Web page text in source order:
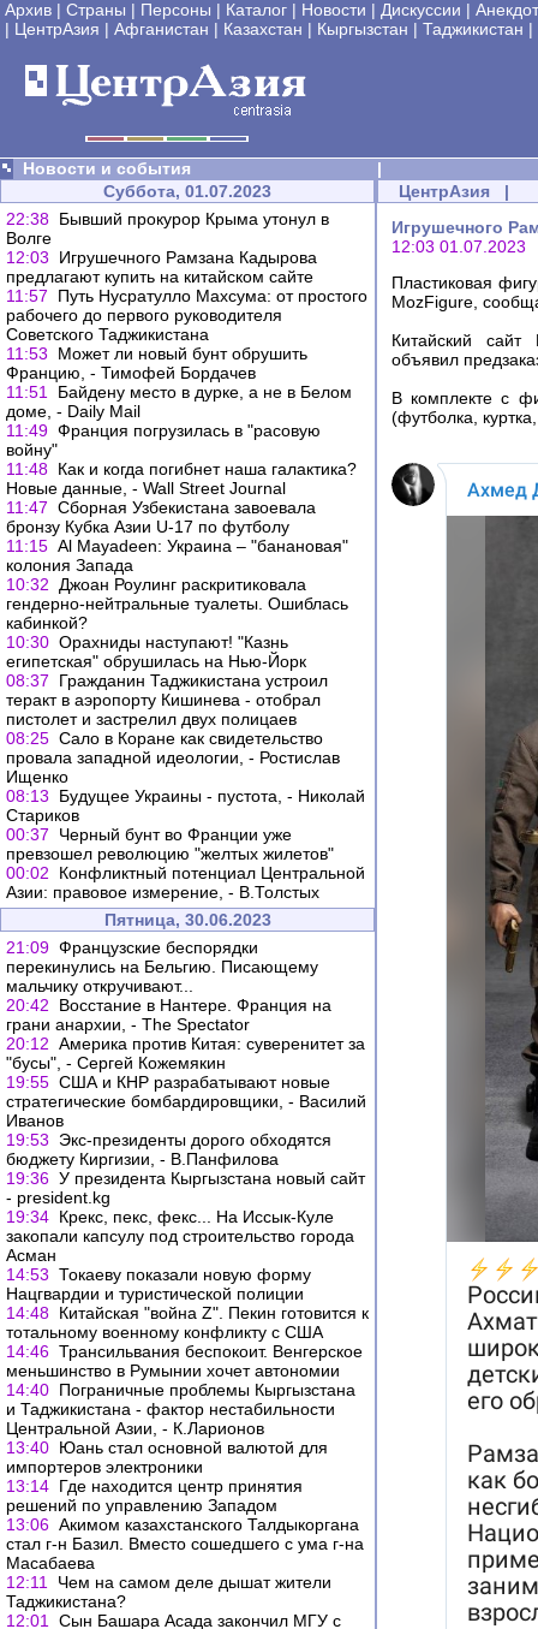
Архив | Страны | Персоны | Каталог | Новости | Дискуссии |
| ЦентрАзия | Афганистан | Казахстан | Кыргызстан | Таджикистан |
Новости и события
|
Суббота, 01.07.2023
22:38 Бывший прокурор Крыма утонул в
Волге
12:03
Игрушечного Рамзана Кадырова
предлагают купить на китайском сайте
11:57
Путь Нусратулло Махсума: от простого
рабочего до первого руководителя
Советского Таджикистана
11:53
Может ли новый бунт обрушить
Францию, - Тимофей Бордачев
11:51
Байдену место в дурке, а не в Белом
доме, - Daily Mail
11:49 Франция погрузилась в "расовую
войну"
11:48 Как и когда погибнет наша галактика?
Новые данные, - Wall Street Journal
11:47 Сборная Узбекистана завоевала
бронзу Кубка Азии U-17 по футболу
11:15 Al Mayadeen: Украина – "банановая"
колония Запада
10:32
Джоан Роулинг раскритиковала
гендерно-нейтральные туалеты. Ошиблась
кабинкой?
10:30 Орахниды наступают! "Казнь
египетская" обрушилась на Нью-Йорк
08:37
Гражданин Таджикистана устроил
теракт в аэропорту Кишинева - отобрал
пистолет и застрелил двух полицаев
08:25 Сало в Коране как свидетельство
провала западной идеологии, - Ростислав
Ищенко
08:13
Будущее Украины - пустота, - Николай
Стариков
00:37
Черный бунт во Франции уже
превзошел революцию "желтых жилетов"
00:02
Конфликтный потенциал Центральной
Азии: правовое измерение, - В.Толстых
Пятница, 30.06.2023
21:09 Французские беспорядки
перекинулись на Бельгию. Писающему
мальчику откручивают...
20:42
Восстание в Нантере. Франция на
грани анархии, - The Spectator
20:12 Америка против Китая: суверенитет за
"бусы", - Сергей Кожемякин
19:55 США и КНР разрабатывают новые
стратегические бомбардировщики, - Василий
Иванов
19:53
Экс-президенты дорого обходятся
бюджету Киргизии, - В.Панфилова
19:36 У президента Кыргызстана новый сайт
- president.kg
19:34 Крекс, пекс, фекс... На Иссык-Куле
закопали капсулу под строительство города
Асман
14:53 Токаеву показали новую форму
Нацгвардии и туристической полиции
14:48 Китайская "война Z". Пекин готовится к
тотальному военному конфликту с США
14:46 Трансильвания беспокоит. Венгерское
меньшинство в Румынии хочет автономии
14:40 Пограничные проблемы Кыргызстана
и Таджикистана - фактор нестабильности
Центральной Азии, - К.Ларионов
13:40 Юань стал основной валютой для
импортеров электроники
13:14 Где находится центр принятия
решений по управлению Западом
13:06 Акимом казахстанского Талдыкоргана
стал г-н Базил. Вместо сошедшего с ума г-на
Масабаева
12:11
Чем на самом деле дышат жители
Таджикистана?
12:01
Сын Башара Асада закончил МГУ с
ЦентрАзия |
Игрушечного
12:03 01.07.2023
Пластиковая
MozFigure,
Китайский
объявил
В комплекте с
(футболка,